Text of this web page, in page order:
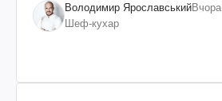
Володимир ЯрославськийВчора
Шеф-кухар